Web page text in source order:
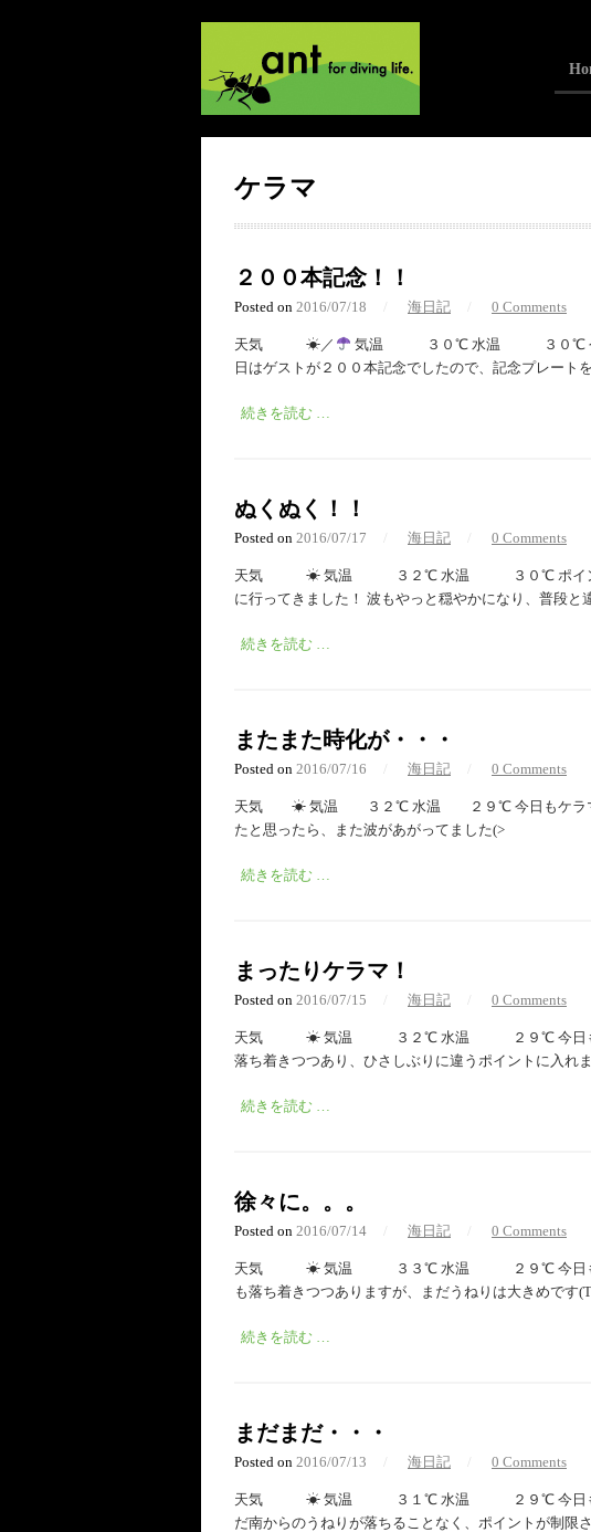
ケラマ
２００本記念！！
Posted on 2016/07/18 海日記 0 Comments
天気 ☀︎／
気温 ３０℃ 水温 ３０℃ 今日も
日はゲストが２００本記念でしたので、記念プレー
続きを読む …
ぬくぬく！！
Posted on 2016/07/17 海日記 0 Comments
天気 ☀︎ 気温 ３２℃ 水温 ３０℃ ポイント タ
に行ってきました！ 波もやっと穏やかになり、普段
続きを読む …
またまた時化が・・・
Posted on 2016/07/16 海日記 0 Comments
天気 ☀︎ 気温 ３２℃ 水温 ２９℃ 今日もケラマに
たと思ったら、また波があがってました(>
続きを読む …
まったりケラマ！
Posted on 2016/07/15 海日記 0 Comments
天気 ☀︎ 気温 ３２℃ 水温 ２９℃ 今日もケラマ
落ち着きつつあり、ひさしぶりに違うポイントに入れ
続きを読む …
徐々に。。。
Posted on 2016/07/14 海日記 0 Comments
天気 ☀︎ 気温 ３３℃ 水温 ２９℃ 今日もケラマ
も落ち着きつつありますが、まだうねりは大きめです
続きを読む …
まだまだ・・・
Posted on 2016/07/13 海日記 0 Comments
天気 ☀︎ 気温 ３１℃ 水温 ２９℃ 今日もケラマ
だ南からのうねりが落ちることなく、ポイントが制限